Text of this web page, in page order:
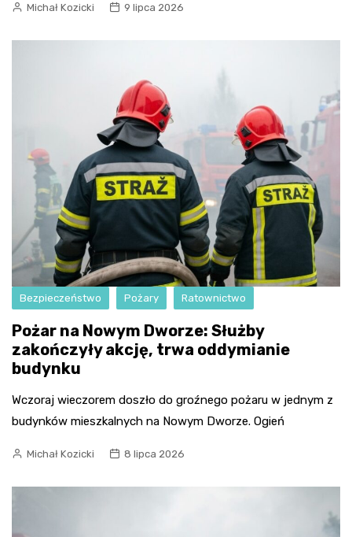
Michał Kozicki 9 lipca 2026
Bezpieczeństwo Pożary Ratownictwo
Pożar na Nowym Dworze: Służby
zakończyły akcję, trwa oddymianie
budynku
Wczoraj wieczorem doszło do groźnego pożaru w jednym z
budynków mieszkalnych na Nowym Dworze. Ogień
Michał Kozicki 8 lipca 2026